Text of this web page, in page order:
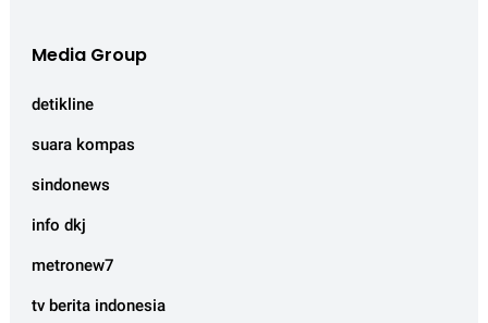
Media Group
detikline
suara kompas
sindonews
info dkj
metronew7
tv berita indonesia